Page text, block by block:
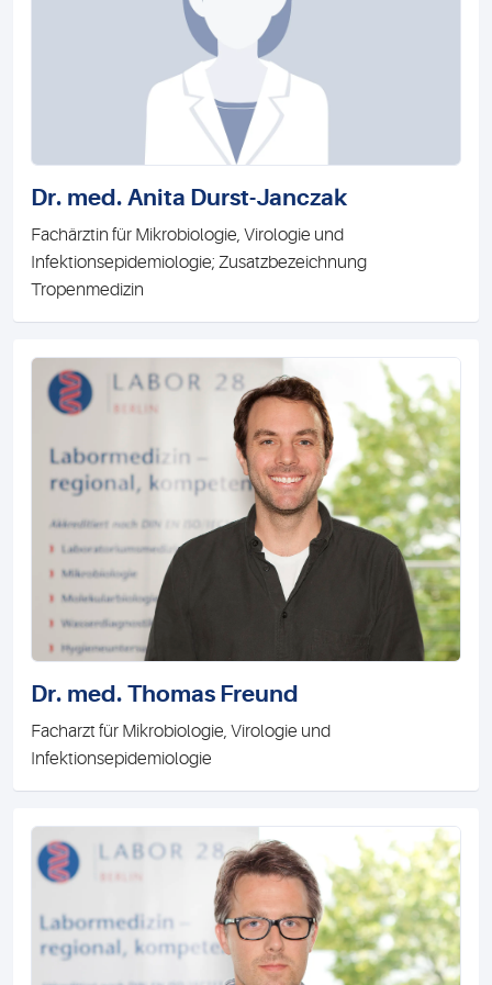
Dr. med. Anita Durst-Janczak
Fachärztin für Mikrobiologie, Virologie und
Infektionsepidemiologie; Zusatzbezeichnung
Tropenmedizin
Dr. med. Thomas Freund
Facharzt für Mikrobiologie, Virologie und
Infektionsepidemiologie